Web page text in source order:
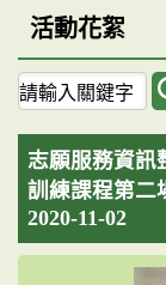
活動花絮
關
鍵
字
查
詢
志願服務資訊
訓練課程第二
2020-11-02